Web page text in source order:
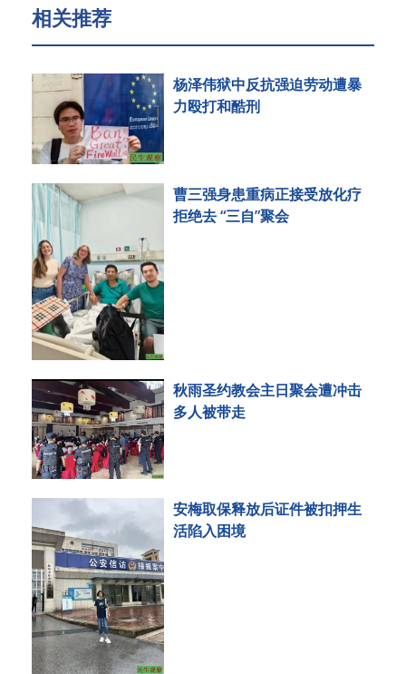
相关推荐
杨泽伟狱中反抗强迫劳动遭暴
力殴打和酷刑
曹三强身患重病正接受放化疗
拒绝去 “三自”聚会
秋雨圣约教会主日聚会遭冲击
多人被带走
安梅取保释放后证件被扣押生
活陷入困境